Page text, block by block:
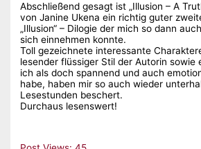
Abschließend gesagt ist „Illusion – A
von Janine Ukena ein richtig guter
„Illusion“ – Dilogie der mich so dann
sich einnehmen konnte.
Toll gezeichnete interessante
lesender flüssiger Stil der Autorin sowie
ich als doch spannend und auch
habe, haben mir so auch wieder
Lesestunden beschert.
Durchaus lesenswert!